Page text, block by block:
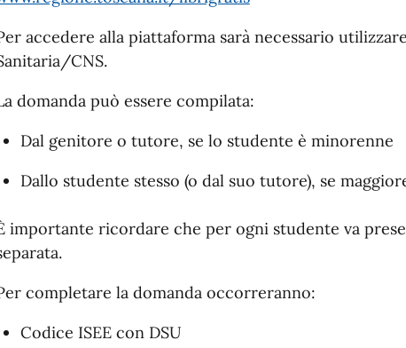
accedere alla piattaforma sarà necessario
CNS.
domanda può essere compilata:
Dal genitore o tutore, se lo studente è minorenne
Dallo studente stesso (o dal suo tutore), se
importante ricordare che per ogni studente va
completare la domanda occorreranno:
Codice ISEE con DSU